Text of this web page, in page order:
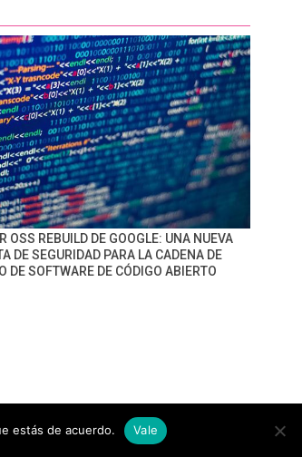
OSS REBUILD DE GOOGLE: UNA NUEVA
DE SEGURIDAD PARA LA CADENA DE
DE SOFTWARE DE CÓDIGO ABIERTO
estás de acuerdo. Vale